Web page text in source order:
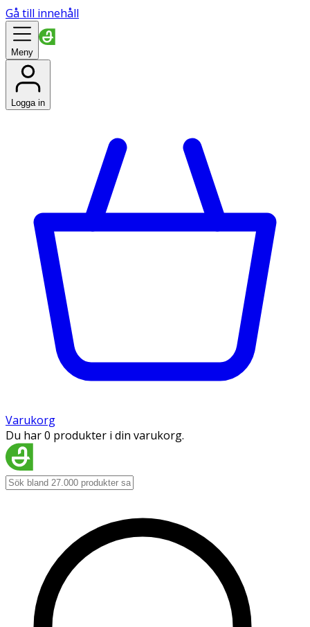
Gå till innehåll
Meny
Logga in
Varukorg
Du har 0 produkter i din varukorg.